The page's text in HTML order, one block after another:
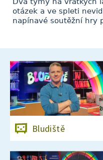
otázek a ve spleti
napínavé soutěžní hry
Bludiště